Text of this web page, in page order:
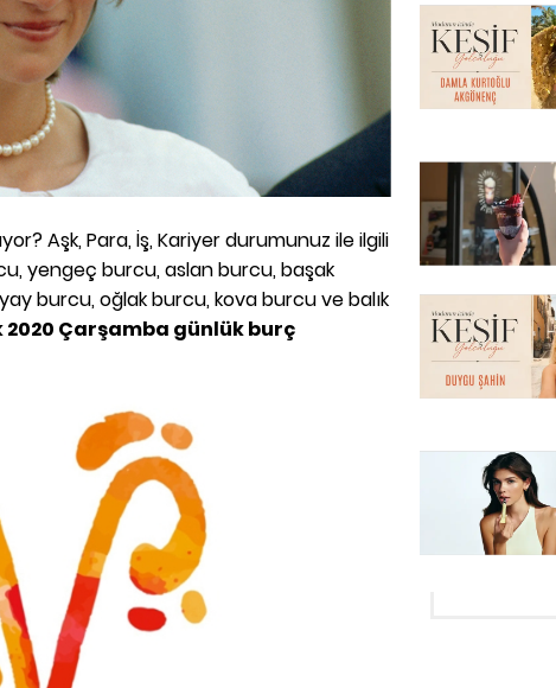
Aşk, Para, İş, Kariyer durumunuz ile ilgili
yengeç burcu, aslan burcu, başak
burcu, oğlak burcu, kova burcu ve balık
2020 Çarşamba günlük burç